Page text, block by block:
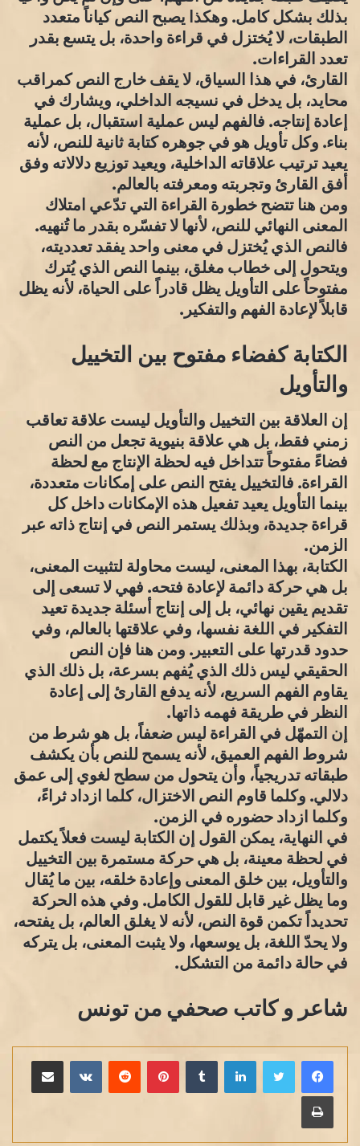
بذلك بشكل كامل. وهكذا يصبح النص كياناً متعدد
الطبقات، لا يُختزل في قراءة واحدة، بل يتسع بقدر
تعدد القراءات.
القارئ، في هذا السياق، لا يقف خارج النص كمراقب
محايد، بل يدخل في نسيجه الداخلي، ويشارك في
إعادة إنتاجه. فالفهم ليس عملية استقبال، بل عملية
بناء. وكل تأويل هو في جوهره كتابة ثانية للنص، لأنه
يعيد ترتيب علاقاته الداخلية، ويعيد توزيع دلالاته وفق
أفق القارئ وتجربته ومعرفته بالعالم.
ومن هنا تتضح خطورة القراءة التي تدّعي امتلاك
المعنى النهائي للنص، لأنها لا تفسّره بقدر ما تُنهيه.
فالنص الذي يُختزل في معنى واحد يفقد تعدديته،
ويتحول إلى خطاب مغلق، بينما النص الذي يُترك
مفتوحاً على التأويل يظل قادراً على الحياة، لأنه يظل
قابلاً لإعادة الفهم والتفكير.
الكتابة كفضاء مفتوح بين التخييل
والتأويل
إن العلاقة بين التخييل والتأويل ليست علاقة تعاقب
زمني فقط، بل هي علاقة بنيوية تجعل من النص
فضاءً مفتوحاً تتداخل فيه لحظة الإنتاج مع لحظة
القراءة. فالتخييل يفتح النص على إمكانات متعددة،
بينما التأويل يعيد تفعيل هذه الإمكانات داخل كل
قراءة جديدة، وبذلك يستمر النص في إنتاج ذاته عبر
الزمن.
الكتابة، بهذا المعنى، ليست محاولة لتثبيت المعنى،
بل هي حركة دائمة لإعادة فتحه. فهي لا تسعى إلى
تقديم يقين نهائي، بل إلى إنتاج أسئلة جديدة تعيد
التفكير في اللغة نفسها، وفي علاقتها بالعالم، وفي
حدود قدرتها على التعبير. ومن هنا فإن النص
الحقيقي ليس ذلك الذي يُفهم بسرعة، بل ذلك الذي
يقاوم الفهم السريع، لأنه يدفع القارئ إلى إعادة
النظر في طريقة فهمه ذاتها.
إن التمهّل في القراءة ليس ضعفاً، بل هو شرط من
شروط الفهم العميق، لأنه يسمح للنص بأن يكشف
طبقاته تدريجياً، وأن يتحول من سطح لغوي إلى عمق
دلالي. وكلما قاوم النص الاختزال، كلما ازداد ثراءً،
وكلما ازداد حضوره في الزمن.
في النهاية، يمكن القول إن الكتابة ليست فعلاً يكتمل
في لحظة معينة، بل هي حركة مستمرة بين التخييل
والتأويل، بين خلق المعنى وإعادة خلقه، بين ما يُقال
وما يظل غير قابل للقول الكامل. وفي هذه الحركة
تحديداً تكمن قوة النص، لأنه لا يغلق العالم، بل يفتحه،
ولا يحدّ اللغة، بل يوسعها، ولا يثبت المعنى، بل يتركه
في حالة دائمة من التشكل.
شاعر و كاتب صحفي من تونس
لينكدإن بينتيريست مشاركة عبر البريد
طباعة